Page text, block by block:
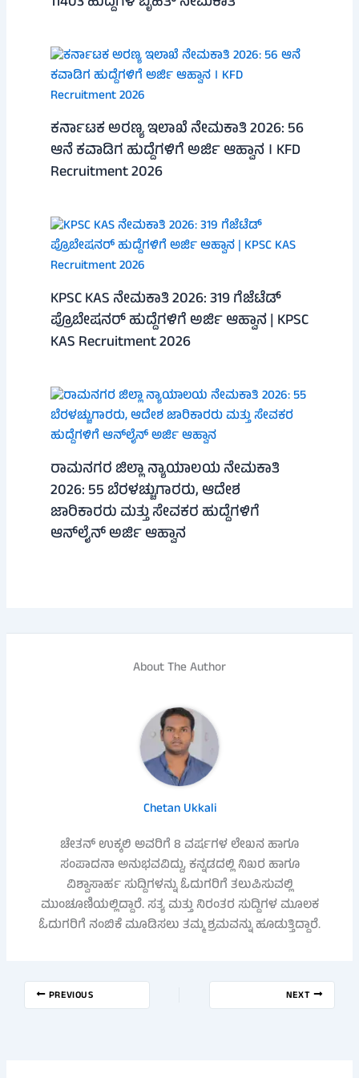
ಕರ್ನಾಟಕ ಅರಣ್ಯ ಇಲಾಖೆ ನೇಮಕಾತಿ 2026: 56
ಆನೆ ಕವಾಡಿಗ ಹುದ್ದೆಗಳಿಗೆ ಅರ್ಜಿ ಆಹ್ವಾನ । KFD
Recruitment 2026
KPSC KAS ನೇಮಕಾತಿ 2026: 319 ಗೆಜೆಟೆಡ್
ಪ್ರೊಬೇಷನರ್ ಹುದ್ದೆಗಳಿಗೆ ಅರ್ಜಿ ಆಹ್ವಾನ | KPSC
KAS Recruitment 2026
ರಾಮನಗರ ಜಿಲ್ಲಾ ನ್ಯಾಯಾಲಯ ನೇಮಕಾತಿ
2026: 55 ಬೆರಳಚ್ಚುಗಾರರು, ಆದೇಶ
ಜಾರಿಕಾರರು ಮತ್ತು ಸೇವಕರ ಹುದ್ದೆಗಳಿಗೆ
ಆನ್‌ಲೈನ್ ಅರ್ಜಿ ಆಹ್ವಾನ
About The Author
Chetan Ukkali
ಚೇತನ್ ಉಕ್ಕಲಿ ಅವರಿಗೆ 8 ವರ್ಷಗಳ ಲೇಖನ ಹಾಗೂ
ಸಂಪಾದನಾ ಅನುಭವವಿದ್ದು, ಕನ್ನಡದಲ್ಲಿ ನಿಖರ ಹಾಗೂ
ವಿಶ್ವಾಸಾರ್ಹ ಸುದ್ದಿಗಳನ್ನು ಓದುಗರಿಗೆ ತಲುಪಿಸುವಲ್ಲಿ
ಮುಂಚೂಣಿಯಲ್ಲಿದ್ದಾರೆ. ಸತ್ಯ ಮತ್ತು ನಿರಂತರ ಸುದ್ದಿಗಳ ಮೂಲಕ
ಓದುಗರಿಗೆ ನಂಬಿಕೆ ಮೂಡಿಸಲು ತಮ್ಮ ಶ್ರಮವನ್ನು ಹೂಡುತ್ತಿದ್ದಾರೆ.
PREVIOUS NEXT